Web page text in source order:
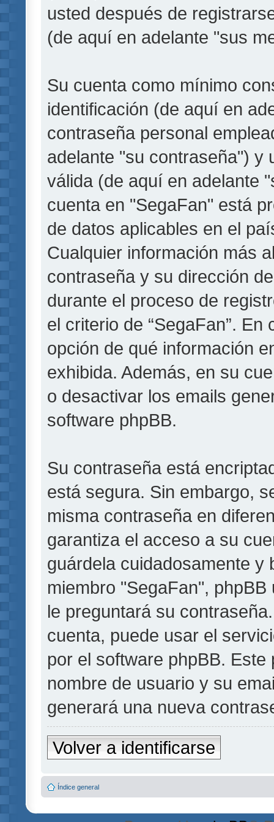
usted después de
(de aquí en adelante "sus
Su cuenta como mínimo
identificación (de aquí en
contraseña personal
adelante "su contraseña") y
válida (de aquí en adelante
cuenta en "SegaFan" está
de datos aplicables en el
Cualquier información más
contraseña y su dirección
durante el proceso de
el criterio de “SegaFan”.
opción de qué información
exhibida. Además, en su
o desactivar los emails
software phpBB.
Su contraseña está
está segura. Sin embargo,
misma contraseña en
garantiza el acceso a su
guárdela cuidadosamente y
miembro "SegaFan",
le preguntará su
cuenta, puede usar el
por el software phpBB.
nombre de usuario y su
generará una nueva
Volver a identificarse
Índice general